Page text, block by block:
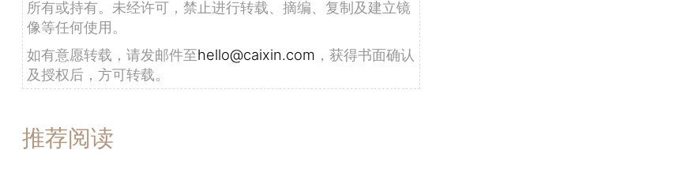
所有或持有。未经许可，禁止进行转载、摘编、复制及建立镜
像等任何使用。
如有意愿转载，请发邮件至hello@caixin.com ，获得书面确认
及授权后，方可转载。
推荐阅读